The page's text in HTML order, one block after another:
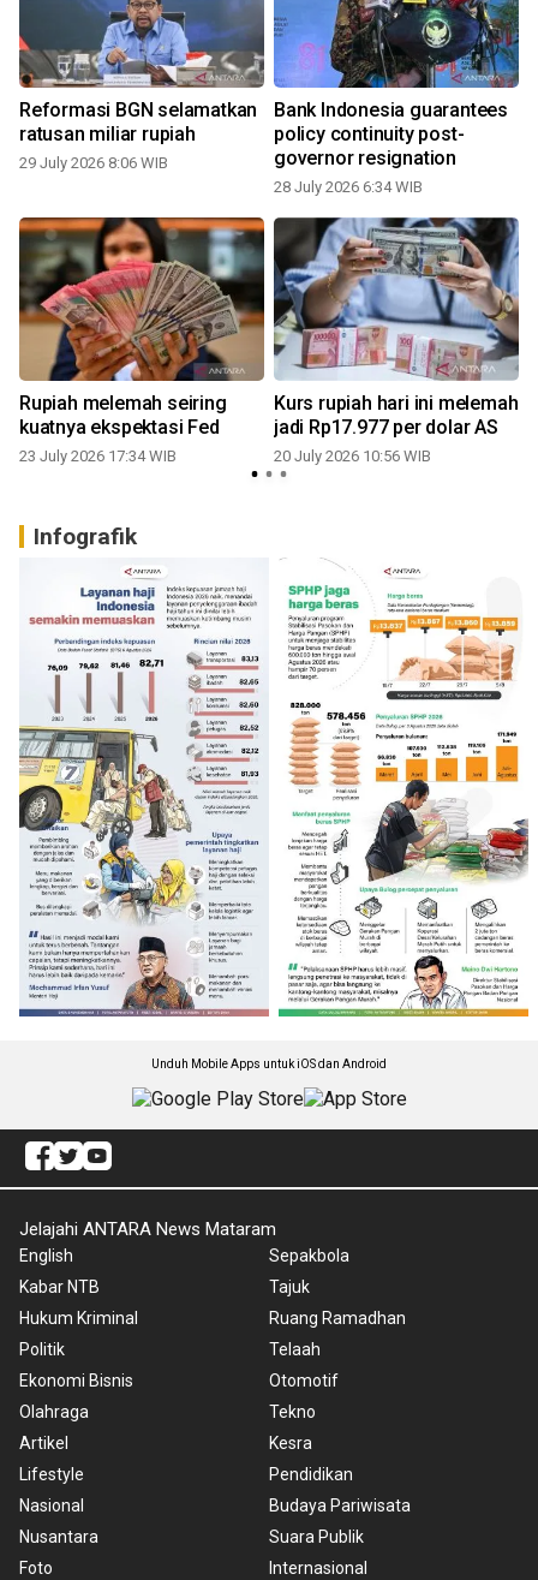
Reformasi BGN selamatkan
ratusan miliar rupiah
29 July 2026 8:06 WIB
Bank Indonesia guarantees
policy continuity post-
governor resignation
28 July 2026 6:34 WIB
Rupiah melemah seiring
kuatnya ekspektasi Fed
23 July 2026 17:34 WIB
Kurs rupiah hari ini melemah
jadi Rp17.977 per dolar AS
20 July 2026 10:56 WIB
Infografik
Unduh Mobile Apps untuk iOS dan Android
Jelajahi ANTARA News Mataram
English
Kabar NTB
Hukum Kriminal
Politik
Ekonomi Bisnis
Olahraga
Artikel
Lifestyle
Nasional
Nusantara
Foto
Sepakbola
Tajuk
Ruang Ramadhan
Telaah
Otomotif
Tekno
Kesra
Pendidikan
Budaya Pariwisata
Suara Publik
Internasional